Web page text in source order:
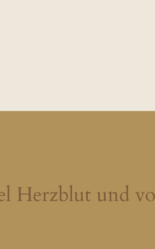
Herzblut und